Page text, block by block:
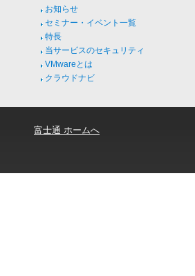
お知らせ
セミナー・イベント一覧
特長
当サービスのセキュリティ
VMwareとは
クラウドナビ
富士通 ホームへ